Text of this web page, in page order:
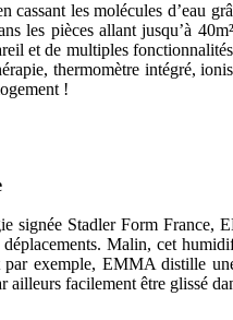
les molécules d’eau
les pièces allant jusqu’à
et de multiples
thermomètre intégré,
!
signée Stadler Form
Malin, cet
exemple, EMMA distille
ailleurs facilement être glissé